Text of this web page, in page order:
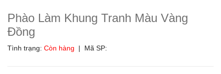
Phào Làm Khung Tranh Màu Vàng
Đồng
Tình trạng: Còn hàng | Mã SP: